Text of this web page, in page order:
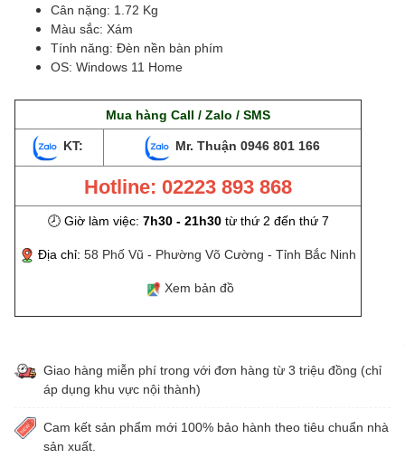
Cân nặng: 1.72 Kg
Màu sắc: Xám
Tính năng: Đèn nền bàn phím
OS: Windows 11 Home
Mua hàng Call / Zalo / SMS
KT: Mr. Thuận 0946 801 166
Hotline: 02223 893 868
🕗 Giờ làm việc: 7h30 - 21h30từ thứ 2 đến thứ 7
Địa chỉ: 58 Phố Vũ - Phường Võ Cường - Tỉnh Bắc Ninh
Xem bản đồ
Giao hàng miễn phí trong với đơn hàng từ 3 triệu đồng (chỉ
áp dụng khu vực nội thành)
Cam kết sản phẩm mới 100% bảo hành theo tiêu chuẩn nhà
sản xuất.